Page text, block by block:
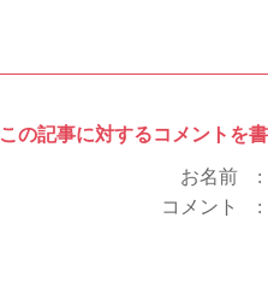
この記事に対するコメントを書
お名前
コメント